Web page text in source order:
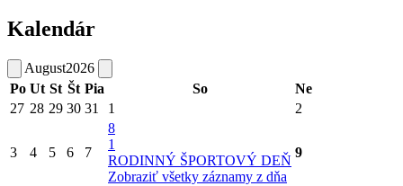
Kalendár
August2026
Po Ut St Št Pia So
Ne
27 28 29 30 31 1 2
3 4 5 6 7
8
1
RODINNÝ ŠPORTOVÝ DEŇ
Zobraziť všetky záznamy z dňa
9